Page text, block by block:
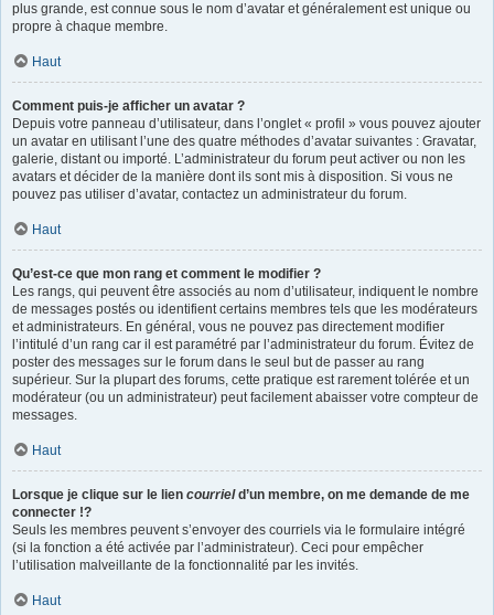
plus grande, est connue sous le nom d’avatar et généralement est unique ou
propre à chaque membre.
Haut
Comment puis-je afficher un avatar ?
Depuis votre panneau d’utilisateur, dans l’onglet « profil » vous pouvez ajouter
un avatar en utilisant l’une des quatre méthodes d’avatar suivantes : Gravatar,
galerie, distant ou importé. L’administrateur du forum peut activer ou non les
avatars et décider de la manière dont ils sont mis à disposition. Si vous ne
pouvez pas utiliser d’avatar, contactez un administrateur du forum.
Haut
Qu’est-ce que mon rang et comment le modifier ?
Les rangs, qui peuvent être associés au nom d’utilisateur, indiquent le nombre
de messages postés ou identifient certains membres tels que les modérateurs
et administrateurs. En général, vous ne pouvez pas directement modifier
l’intitulé d’un rang car il est paramétré par l’administrateur du forum. Évitez de
poster des messages sur le forum dans le seul but de passer au rang
supérieur. Sur la plupart des forums, cette pratique est rarement tolérée et un
modérateur (ou un administrateur) peut facilement abaisser votre compteur de
messages.
Haut
Lorsque je clique sur le lien courrield’un membre, on me demande de me
connecter !?
Seuls les membres peuvent s’envoyer des courriels via le formulaire intégré
(si la fonction a été activée par l’administrateur). Ceci pour empêcher
l’utilisation malveillante de la fonctionnalité par les invités.
Haut